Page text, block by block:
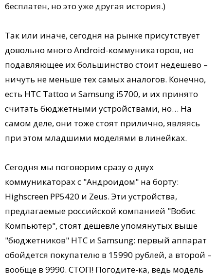
бесплатен, но это уже другая история.)
Так или иначе, сегодня на рынке присутствует
довольно много Android-коммуникаторов, но
подавляющее их большинство стоит недешево –
ничуть не меньше тех самых аналогов. Конечно,
есть HTC Tattoo и Samsung i5700, и их принято
считать бюджетными устройствами, но… На
самом деле, они тоже стоят прилично, являясь
при этом младшими моделями в линейках.
Сегодня мы поговорим сразу о двух
коммуникаторах с "Андроидом" на борту:
Highscreen PP5420 и Zeus. Эти устройства,
предлагаемые российской компанией "Вобис
Компьютер", стоят дешевле упомянутых выше
"бюджетников" HTC и Samsung: первый аппарат
обойдется покупателю в 15990 рублей, а второй –
вообще в 9990. СТОП! Погодите-ка, ведь модель